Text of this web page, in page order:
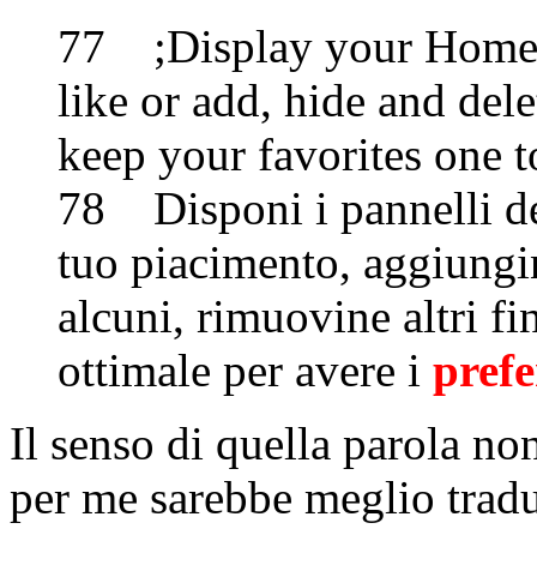
77 ;Display your Home
like or add, hide and
keep your favorites one
78 Disponi i pannelli
tuo piacimento,
alcuni, rimuovine altri
ottimale per avere i
Il senso di quella parola
per me sarebbe meglio